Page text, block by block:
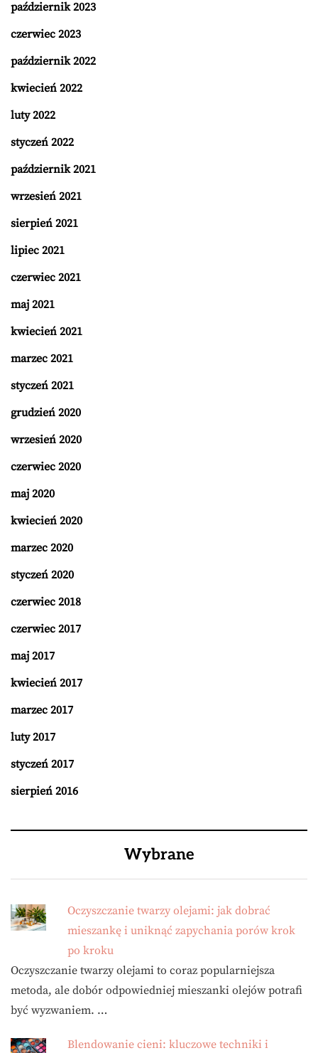
październik 2023
czerwiec 2023
październik 2022
kwiecień 2022
luty 2022
styczeń 2022
październik 2021
wrzesień 2021
sierpień 2021
lipiec 2021
czerwiec 2021
maj 2021
kwiecień 2021
marzec 2021
styczeń 2021
grudzień 2020
wrzesień 2020
czerwiec 2020
maj 2020
kwiecień 2020
marzec 2020
styczeń 2020
czerwiec 2018
czerwiec 2017
maj 2017
kwiecień 2017
marzec 2017
luty 2017
styczeń 2017
sierpień 2016
Wybrane
Oczyszczanie twarzy olejami: jak dobrać
mieszankę i uniknąć zapychania porów krok
po kroku
Oczyszczanie twarzy olejami to coraz popularniejsza
metoda, ale dobór odpowiedniej mieszanki olejów potrafi
być wyzwaniem. …
Blendowanie cieni: kluczowe techniki i